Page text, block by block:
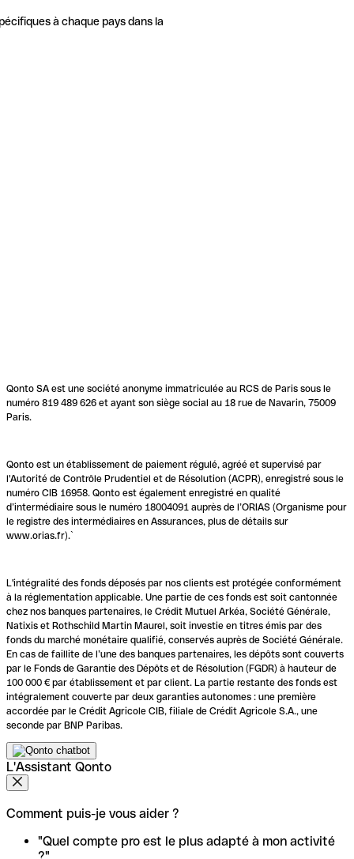
à chaque pays dans la
Qonto SA est une société anonyme immatriculée au RCS de Paris sous le
numéro 819 489 626 et ayant son siège social au 18 rue de Navarin, 75009
Paris.
Qonto est un établissement de paiement régulé, agréé et supervisé par
l'Autorité de Contrôle Prudentiel et de Résolution (ACPR), enregistré sous le
numéro CIB 16958. Qonto est également enregistré en qualité
d’intermédiaire sous le numéro 18004091 auprès de l’ORIAS (Organisme pour
le registre des intermédiaires en Assurances, plus de détails sur
www.orias.fr).`
L'intégralité des fonds déposés par nos clients est protégée conformément
à la réglementation applicable. Une partie de ces fonds est soit cantonnée
chez nos banques partenaires, le Crédit Mutuel Arkéa, Société Générale,
Natixis et Rothschild Martin Maurel, soit investie en titres émis par des
fonds du marché monétaire qualifié, conservés auprès de Société Générale.
En cas de faillite de l’une des banques partenaires, les dépôts sont couverts
par le Fonds de Garantie des Dépôts et de Résolution (FGDR) à hauteur de
100 000 € par établissement et par client. La partie restante des fonds est
intégralement couverte par deux garanties autonomes : une première
accordée par le Crédit Agricole CIB, filiale de Crédit Agricole S.A., une
seconde par BNP Paribas.
L'Assistant Qonto
Comment puis-je vous aider ?
"Quel compte pro est le plus adapté à mon activité